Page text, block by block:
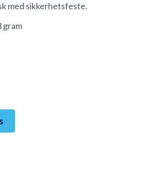
med sikkerhetsfeste.
gram